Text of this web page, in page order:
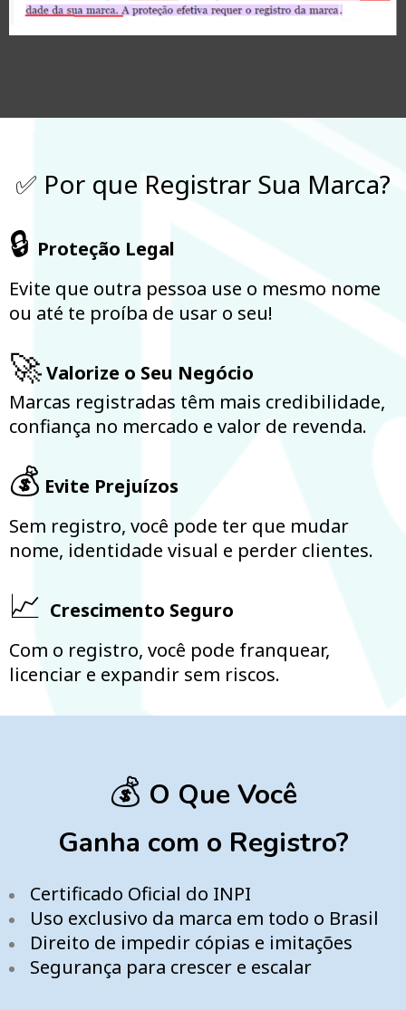
✅ Por que Registrar Sua Marca?
🔒 Proteção Legal
Evite que outra pessoa use o mesmo nome
ou até te proíba de usar o seu!
🚀Valorize o Seu Negócio
Marcas registradas têm mais credibilidade,
confiança no mercado e valor de revenda.
💰 Evite Prejuízos
Sem registro, você pode ter que mudar
nome, identidade visual e perder clientes.
📈 Crescimento Seguro
Com o registro, você pode franquear,
licenciar e expandir sem riscos.
💰 O Que Você
Ganha com o Registro?
Certificado Oficial do INPI
Uso exclusivo da marca em todo o Brasil
Direito de impedir cópias e imitações
Segurança para crescer e escalar